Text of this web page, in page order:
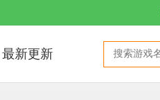
最新更新